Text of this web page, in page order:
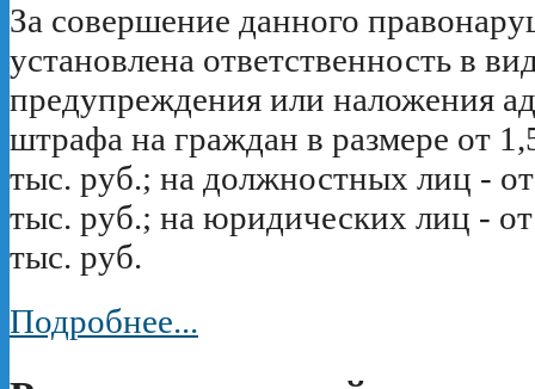
За совершение данного
установлена ответственность в
предупреждения или наложения
штрафа на граждан в размере от
тыс. руб.; на должностных лиц -
тыс. руб.; на юридических лиц -
тыс. руб.
Подробнее...